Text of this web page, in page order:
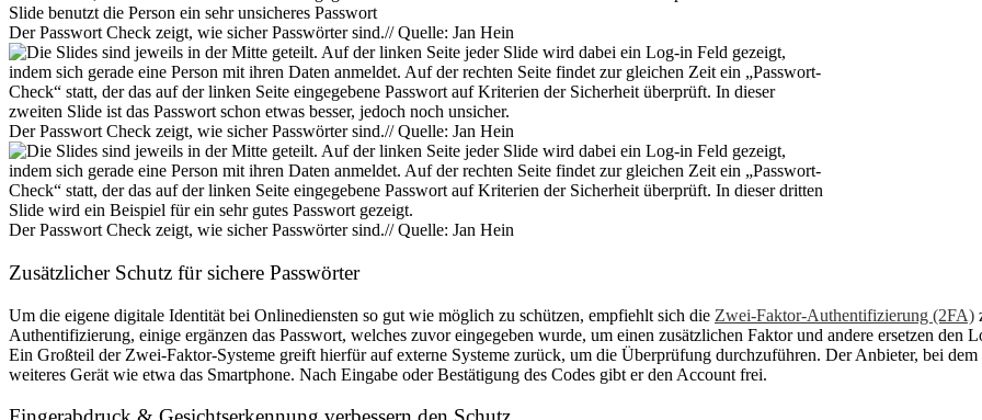
Der Passwort Check zeigt, wie sicher Passwörter sind.// Quelle: Jan Hein
Der Passwort Check zeigt, wie sicher Passwörter sind.// Quelle: Jan Hein
Der Passwort Check zeigt, wie sicher Passwörter sind.// Quelle: Jan Hein
Zusätzlicher Schutz für sichere Passwörter
Um die eigene digitale Identität bei Onlinediensten so gut wie möglich zu schützen, empfiehlt sich die Zwei-Faktor-Authentifizierung (2FA)
Authentifizierung, einige ergänzen das Passwort, welches zuvor eingegeben wurde, um einen zusätzlichen Faktor und andere ersetzen
Ein Großteil der Zwei-Faktor-Systeme greift hierfür auf externe Systeme zurück, um die Überprüfung durchzuführen. Der Anbieter, bei
weiteres Gerät wie etwa das Smartphone. Nach Eingabe oder Bestätigung des Codes gibt er den Account frei.